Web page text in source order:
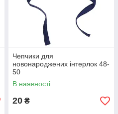
Чепчики для
новонароджених інтерлок 48-
50
В наявності
20 ₴